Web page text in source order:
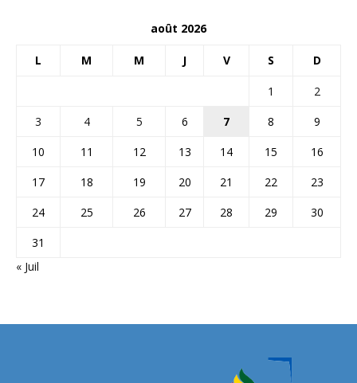
août 2026
L M M J V S D
1
2
3
4 5 6 7 8
9
10
11 12 13 14 15
16
17
18 19 20 21 22
23
24
25 26 27 28 29
30
31
« Juil